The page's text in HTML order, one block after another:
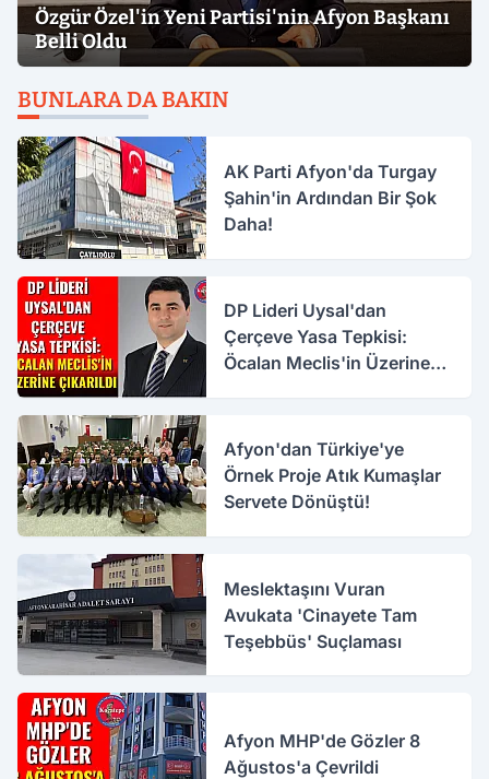
Özgür Özel'in Yeni Partisi'nin Afyon Başkanı
Belli Oldu
BUNLARA DA BAKIN
AK Parti Afyon'da Turgay
Şahin'in Ardından Bir Şok
Daha!
DP Lideri Uysal'dan
Çerçeve Yasa Tepkisi:
Öcalan Meclis'in Üzerine
Afyon'dan Türkiye'ye
Örnek Proje Atık Kumaşlar
Servete Dönüştü!
Meslektaşını Vuran
Avukata 'Cinayete Tam
Teşebbüs' Suçlaması
Afyon MHP'de Gözler 8
Ağustos'a Çevrildi